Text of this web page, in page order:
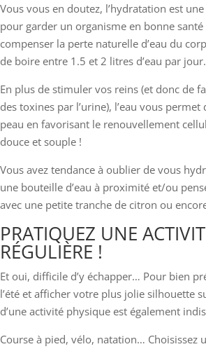
Vous vous en doutez, l’hydratation est
pour garder un organisme en bonne
compenser la perte naturelle d’eau du
de boire entre 1.5 et 2 litres d’eau par jour.
En plus de stimuler vos reins (et donc de
des toxines par l’urine), l’eau vous
peau en favorisant le renouvellement
douce et souple !
Vous avez tendance à oublier de vous
une bouteille d’eau à proximité et/ou
avec une petite tranche de citron ou
PRATIQUEZ UNE
RÉGULIÈRE !
Et oui, difficile d’y échapper… Pour bien
l’été et afficher votre plus jolie silhouette
d’une activité physique est également
Course à pied, vélo, natation… Choisissez